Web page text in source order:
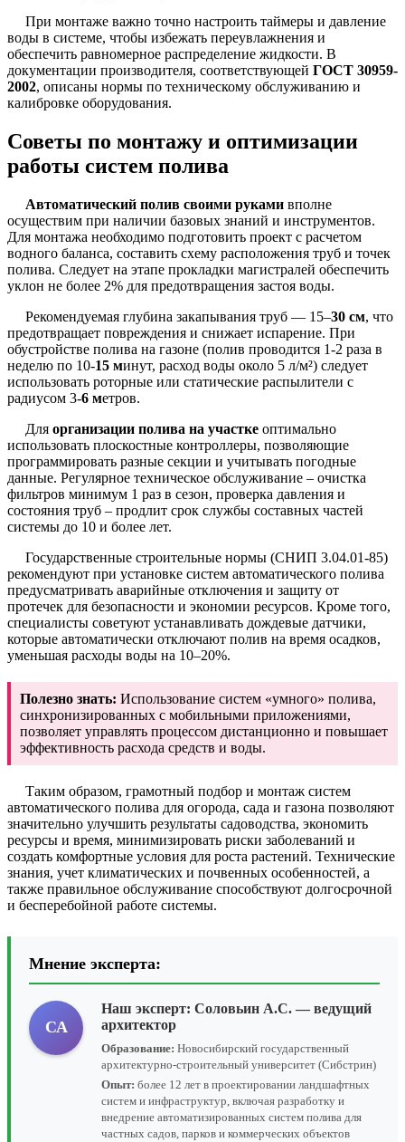
При монтаже важно точно настроить таймеры и давление
воды в системе, чтобы избежать переувлажнения и
обеспечить равномерное распределение жидкости. В
документации производителя, соответствующей ГОСТ 30959-
2002, описаны нормы по техническому обслуживанию и
калибровке оборудования.
Советы по монтажу и оптимизации
работы систем полива
Автоматический полив своими руками вполне
осуществим при наличии базовых знаний и инструментов.
Для монтажа необходимо подготовить проект с расчетом
водного баланса, составить схему расположения труб и точек
полива. Следует на этапе прокладки магистралей обеспечить
уклон не более 2% для предотвращения застоя воды.
Рекомендуемая глубина закапывания труб — 15–30 см, что
предотвращает повреждения и снижает испарение. При
обустройстве полива на газоне (полив проводится 1-2 раза в
неделю по 10-15 минут, расход воды около 5 л/м²) следует
использовать роторные или статические распылители с
радиусом 3-6 метров.
Для организации полива на участке оптимально
использовать плоскостные контроллеры, позволяющие
программировать разные секции и учитывать погодные
данные. Регулярное техническое обслуживание – очистка
фильтров минимум 1 раз в сезон, проверка давления и
состояния труб – продлит срок службы составных частей
системы до 10 и более лет.
Государственные строительные нормы (СНИП 3.04.01-85)
рекомендуют при установке систем автоматического полива
предусматривать аварийные отключения и защиту от
протечек для безопасности и экономии ресурсов. Кроме того,
специалисты советуют устанавливать дождевые датчики,
которые автоматически отключают полив на время осадков,
уменьшая расходы воды на 10–20%.
Полезно знать: Использование систем «умного» полива,
синхронизированных с мобильными приложениями,
позволяет управлять процессом дистанционно и повышает
эффективность расхода средств и воды.
Таким образом, грамотный подбор и монтаж систем
автоматического полива для огорода, сада и газона позволяют
значительно улучшить результаты садоводства, экономить
ресурсы и время, минимизировать риски заболеваний и
создать комфортные условия для роста растений. Технические
знания, учет климатических и почвенных особенностей, а
также правильное обслуживание способствуют долгосрочной
и бесперебойной работе системы.
Мнение эксперта:
СА
Наш эксперт: Соловьин А.С. — ведущий
архитектор
Образование: Новосибирский государственный
архитектурно-строительный университет (Сибстрин)
Опыт: более 12 лет в проектировании ландшафтных
систем и инфраструктур, включая разработку и
внедрение автоматизированных систем полива для
частных садов, парков и коммерческих объектов